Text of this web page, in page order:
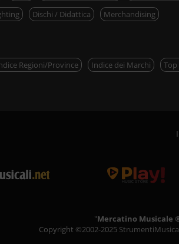
Dischi / Didattica Merchandising
Regioni/Province Indice dei Marchi Top
"Mercatino Musicale
Copyright ©2002-2025